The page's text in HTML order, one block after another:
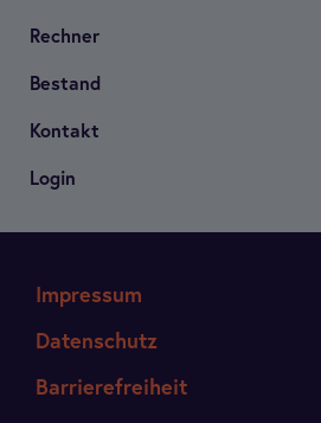
Rech­ner
Bestand
Kon­takt
Login
Impressum
Datenschutz
Barrierefreiheit